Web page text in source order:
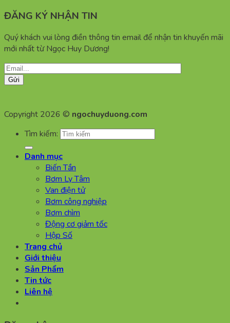
ĐĂNG KÝ NHẬN TIN
Quý khách vui lòng điền thông tin email để nhận tin khuyến mãi
mới nhất từ Ngọc Huy Dương!
Copyright 2026 © ngochuyduong.com
Tìm kiếm:
Danh mục
Biến Tần
Bơm Ly Tâm
Van điện tử
Bơm công nghiệp
Bơm chìm
Động cơ giảm tốc
Hộp Số
Trang chủ
Giới thiệu
Sản Phẩm
Tin tức
Liên hệ